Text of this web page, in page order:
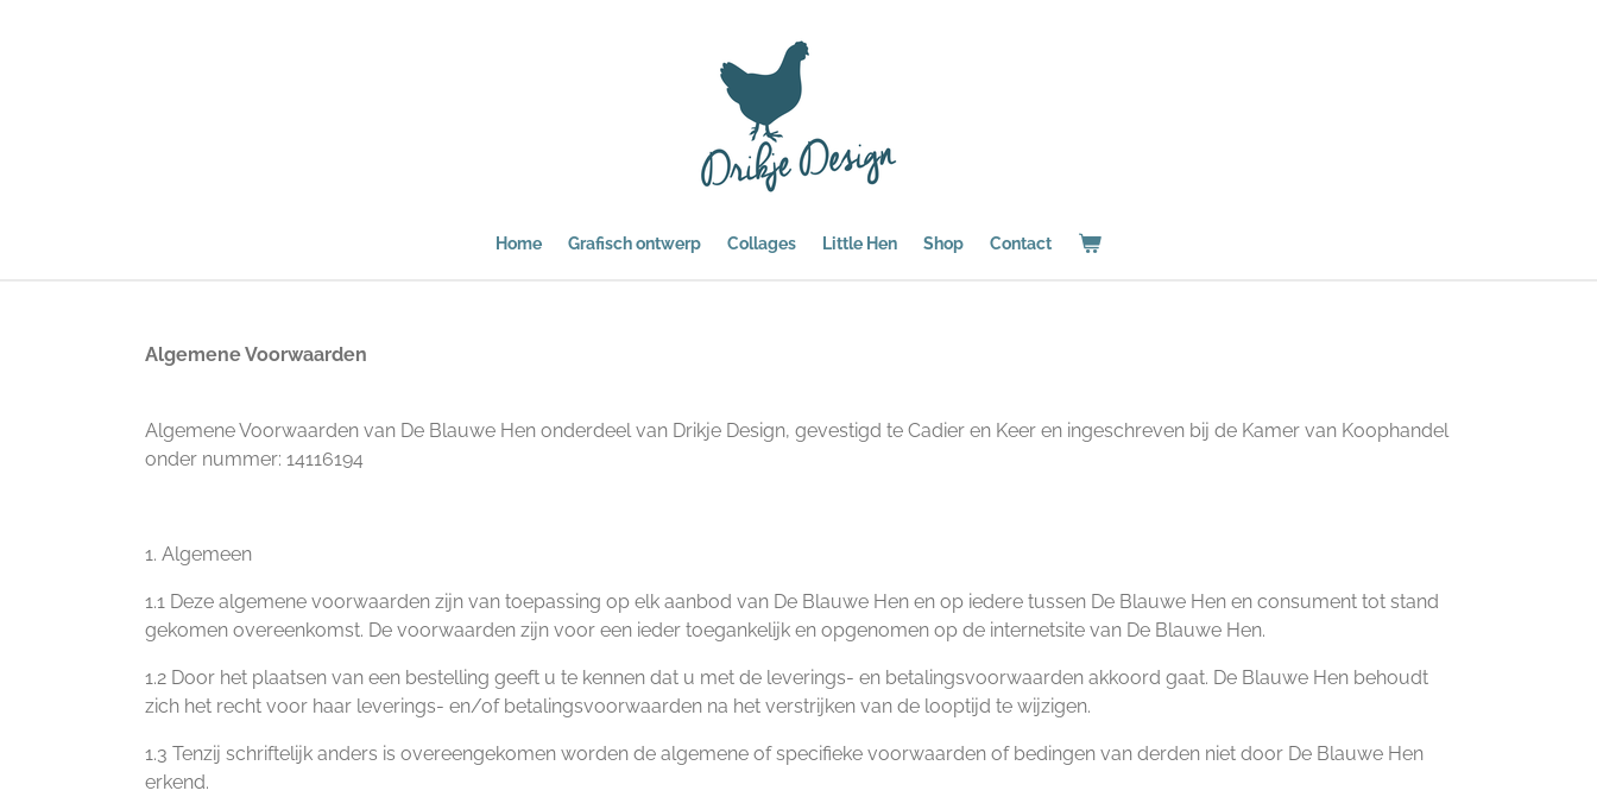
Home Grafisch ontwerp Collages Little Hen Shop Contact
Algemene Voorwaarden
Algemene Voorwaarden van De Blauwe Hen onderdeel van Drikje Design, gevestigd te Cadier en Keer en ingeschreven bij de Kamer van Koophandel
onder nummer: 14116194
1. Algemeen
1.1 Deze algemene voorwaarden zijn van toepassing op elk aanbod van De Blauwe Hen en op iedere tussen De Blauwe Hen en consument tot stand
gekomen overeenkomst. De voorwaarden zijn voor een ieder toegankelijk en opgenomen op de internetsite van De Blauwe Hen.
1.2 Door het plaatsen van een bestelling geeft u te kennen dat u met de leverings- en betalingsvoorwaarden akkoord gaat. De Blauwe Hen behoudt
zich het recht voor haar leverings- en/of betalingsvoorwaarden na het verstrijken van de looptijd te wijzigen.
1.3 Tenzij schriftelijk anders is overeengekomen worden de algemene of specifieke voorwaarden of bedingen van derden niet door De Blauwe Hen
erkend.